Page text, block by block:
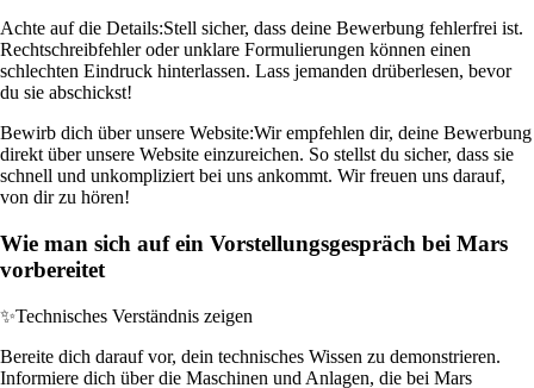
Achte auf die Details:Stell sicher, dass deine Bewerbung fehlerfrei ist.
Rechtschreibfehler oder unklare Formulierungen können einen
schlechten Eindruck hinterlassen. Lass jemanden drüberlesen, bevor
du sie abschickst!
Bewirb dich über unsere Website:Wir empfehlen dir, deine Bewerbung
direkt über unsere Website einzureichen. So stellst du sicher, dass sie
schnell und unkompliziert bei uns ankommt. Wir freuen uns darauf,
von dir zu hören!
Wie man sich auf ein Vorstellungsgespräch bei Mars
vorbereitet
✨Technisches Verständnis zeigen
Bereite dich darauf vor, dein technisches Wissen zu demonstrieren.
Informiere dich über die Maschinen und Anlagen, die bei Mars